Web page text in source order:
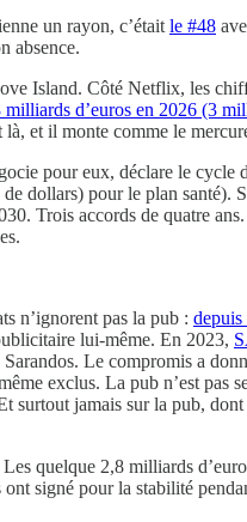
un rayon, c’était le #48
absence.
Island. Côté Netflix, les
milliards d’euros en 2026 (3
là, et il monte comme le
pour eux, déclare le cycle
dollars) pour le plan santé).
Trois accords de quatre
n’ignorent pas la pub : depuis
lui-même. En 2023,
Le compromis a
exclus. La pub n’est pas
surtout jamais sur la pub,
quelque 2,8 milliards
signé pour la stabilité